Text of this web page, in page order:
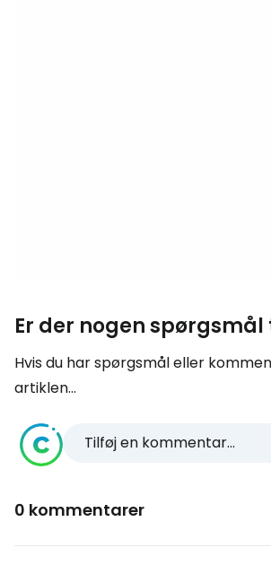
Er der nogen
Hvis du har spørgsmål eller
artiklen...
Tilføj en kommentar...
0 kommentarer